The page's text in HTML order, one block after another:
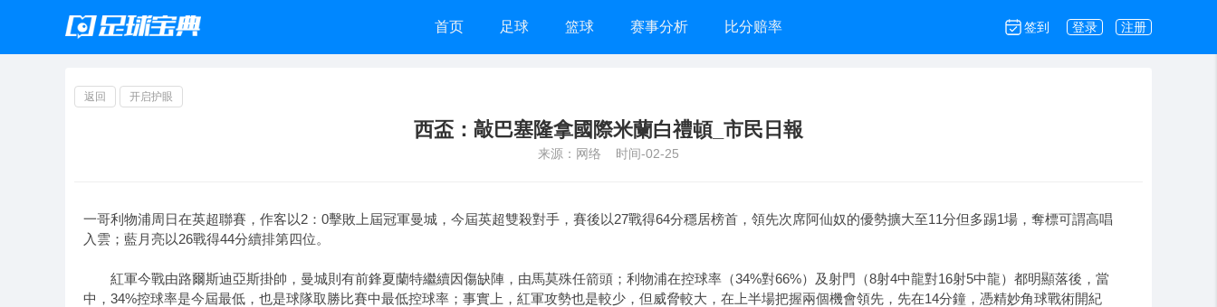
签到 登录 注册
首页 足球 篮球 赛事分析 比分赔率
返回 开启护眼
西盃：敲巴塞隆拿國際米蘭白禮頓_市民日報
来源：网络 时间-02-25
一哥利物浦周日在英超聯賽，作客以2：0擊敗上屆冠軍曼城，今屆英超雙殺對手，賽後以27戰得64分穩居榜首，領先次席阿仙奴的優勢擴大至11分但多踢1場，奪標可謂高唱
入雲；藍月亮以26戰得44分續排第四位。
紅軍今戰由路爾斯迪亞斯掛帥，曼城則有前鋒夏蘭特繼續因傷缺陣，由馬莫殊任箭頭；利物浦在控球率（34%對66%）及射門（8射4中龍對16射5中龍）都明顯落後，當
中，34%控球率是今屆最低，也是球隊取勝比賽中最低控球率；事實上，紅軍攻勢也是較少，但威脅較大，在上半場把握兩個機會領先，先在14分鐘，憑精妙角球戰術開紀